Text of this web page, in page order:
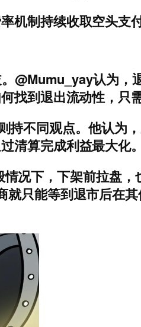
机制持续收取空头支
@Mumu_yay认为
找到退出流动性，只
不同观点。他认为
清算完成利益最大化
况下，下架前拉盘
就只能等到退市后在